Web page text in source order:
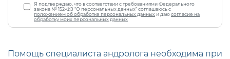
Персональные
данные
Я подтверждаю, что в соответствии с требованиями Федерального
закона № 152-ФЗ “О персональных данных” соглашаюсь с
положением об обработке персональных данных и даюсогласие на
обработку моих персональных данных
Помощь специалиста андролога необходима при